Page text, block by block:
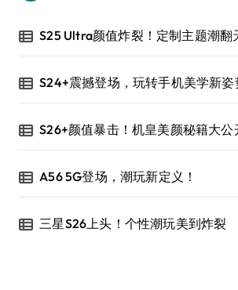
S25 Ultra颜值炸裂！定制主题潮翻
S24+震撼登场，玩转手机美学新姿
S26+颜值暴击！机皇美颜秘籍大公
A56 5G登场，潮玩新定义！
三星S26上头！个性潮玩美到炸裂